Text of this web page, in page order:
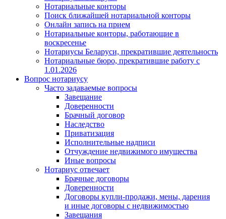
Нотариальные конторы
Поиск ближайшей нотариальной конторы
Онлайн запись на прием
Нотариальные конторы, работающие в
воскресенье
Нотариусы Беларуси, прекратившие деятельность
Нотариальные бюро, прекратившие работу с
1.01.2026
Вопрос нотариусу
Часто задаваемые вопросы
Завещание
Доверенности
Брачный договор
Наследство
Приватизация
Исполнительные надписи
Отчуждение недвижимого имущества
Иные вопросы
Нотариус отвечает
Брачные договоры
Доверенности
Договоры купли-продажи, мены, дарения
и иные договоры с недвижимостью
Завещания